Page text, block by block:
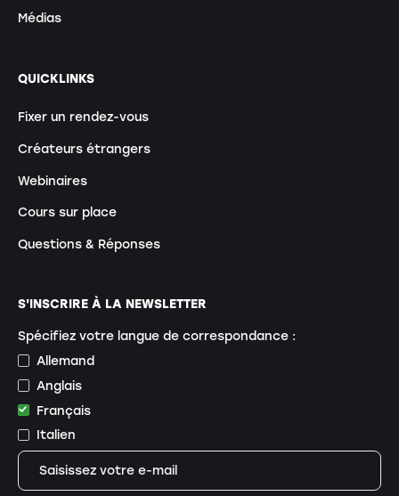
Médias
QUICKLINKS
Fixer un rendez-vous
Créateurs étrangers
Webinaires
Cours sur place
Questions & Réponses
S'INSCRIRE À LA NEWSLETTER
Spécifiez votre langue de correspondance :
Allemand
Anglais
Français
Italien